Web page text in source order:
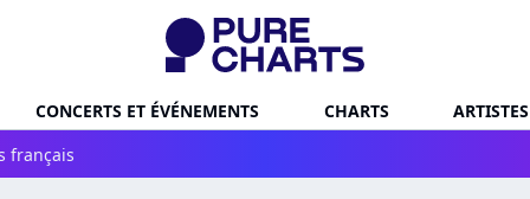
CONCERTS ET ÉVÉNEMENTS CHARTS
ARTISTES
français